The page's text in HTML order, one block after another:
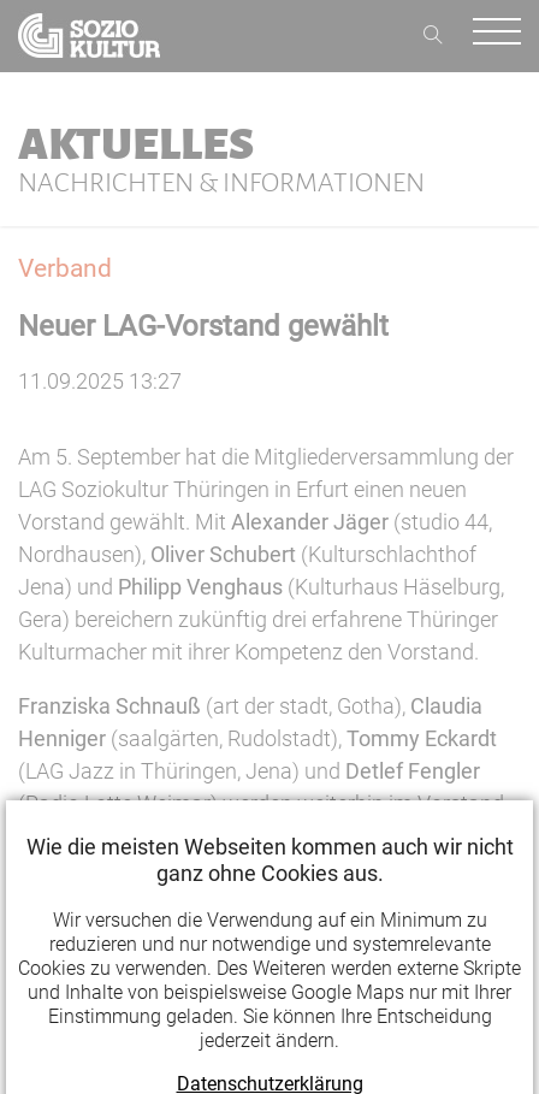
AKTUELLES
NACHRICHTEN & INFORMATIONEN
Verband
Neuer LAG-Vorstand gewählt
11.09.2025 13:27
Am 5. September hat die Mitgliederversammlung der
LAG Soziokultur Thüringen in Erfurt einen neuen
Vorstand gewählt. Mit Alexander Jäger (studio 44,
Nordhausen), Oliver Schubert (Kulturschlachthof
Jena) und Philipp Venghaus (Kulturhaus Häselburg,
Gera) bereichern zukünftig drei erfahrene Thüringer
Kulturmacher mit ihrer Kompetenz den Vorstand.
Franziska Schnauß (art der stadt, Gotha), Claudia
Henniger (saalgärten, Rudolstadt),Tommy Eckardt
(LAG Jazz in Thüringen, Jena) und Detlef Fengler
(Radio Lotte Weimar) werden weiterhin im Vorstand
vertreten sein.
Der Vorstand wurde für die Dauer von drei Jahren
gewählt. Den geschäftsführenden Vorstand bilden
Franziska Schnauß, Claudia Henniger und Detlef
Fengler. Tommy Eckardt, Alexander Jäger, Oliver
Schubert und Philipp Venghaus sind im erweiterten
Wie die meisten Webseiten kommen auch wir nicht
ganz ohne Cookies aus.
Wir versuchen die Verwendung auf ein Minimum zu
reduzieren und nur notwendige und systemrelevante
Cookies zu verwenden. Des Weiteren werden externe Skripte
und Inhalte von beispielsweise Google Maps nur mit Ihrer
Einstimmung geladen. Sie können Ihre Entscheidung
jederzeit ändern.
Datenschutzerklärung